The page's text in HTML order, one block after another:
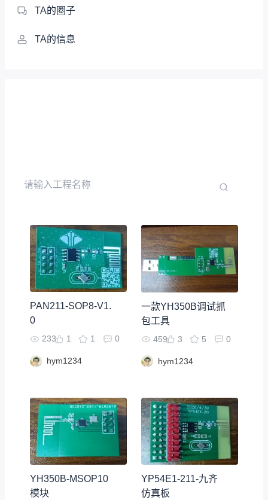
TA的圈子
TA的信息
PAN211-SOP8-V1.
0
233 1 1 0
hym1234
一款YH350B调试抓
包工具
459 3 5 0
hym1234
YH350B-MSOP10
模块
YP54E1-211-九齐
仿真板